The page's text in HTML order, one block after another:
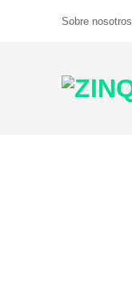
Sobre nosotros